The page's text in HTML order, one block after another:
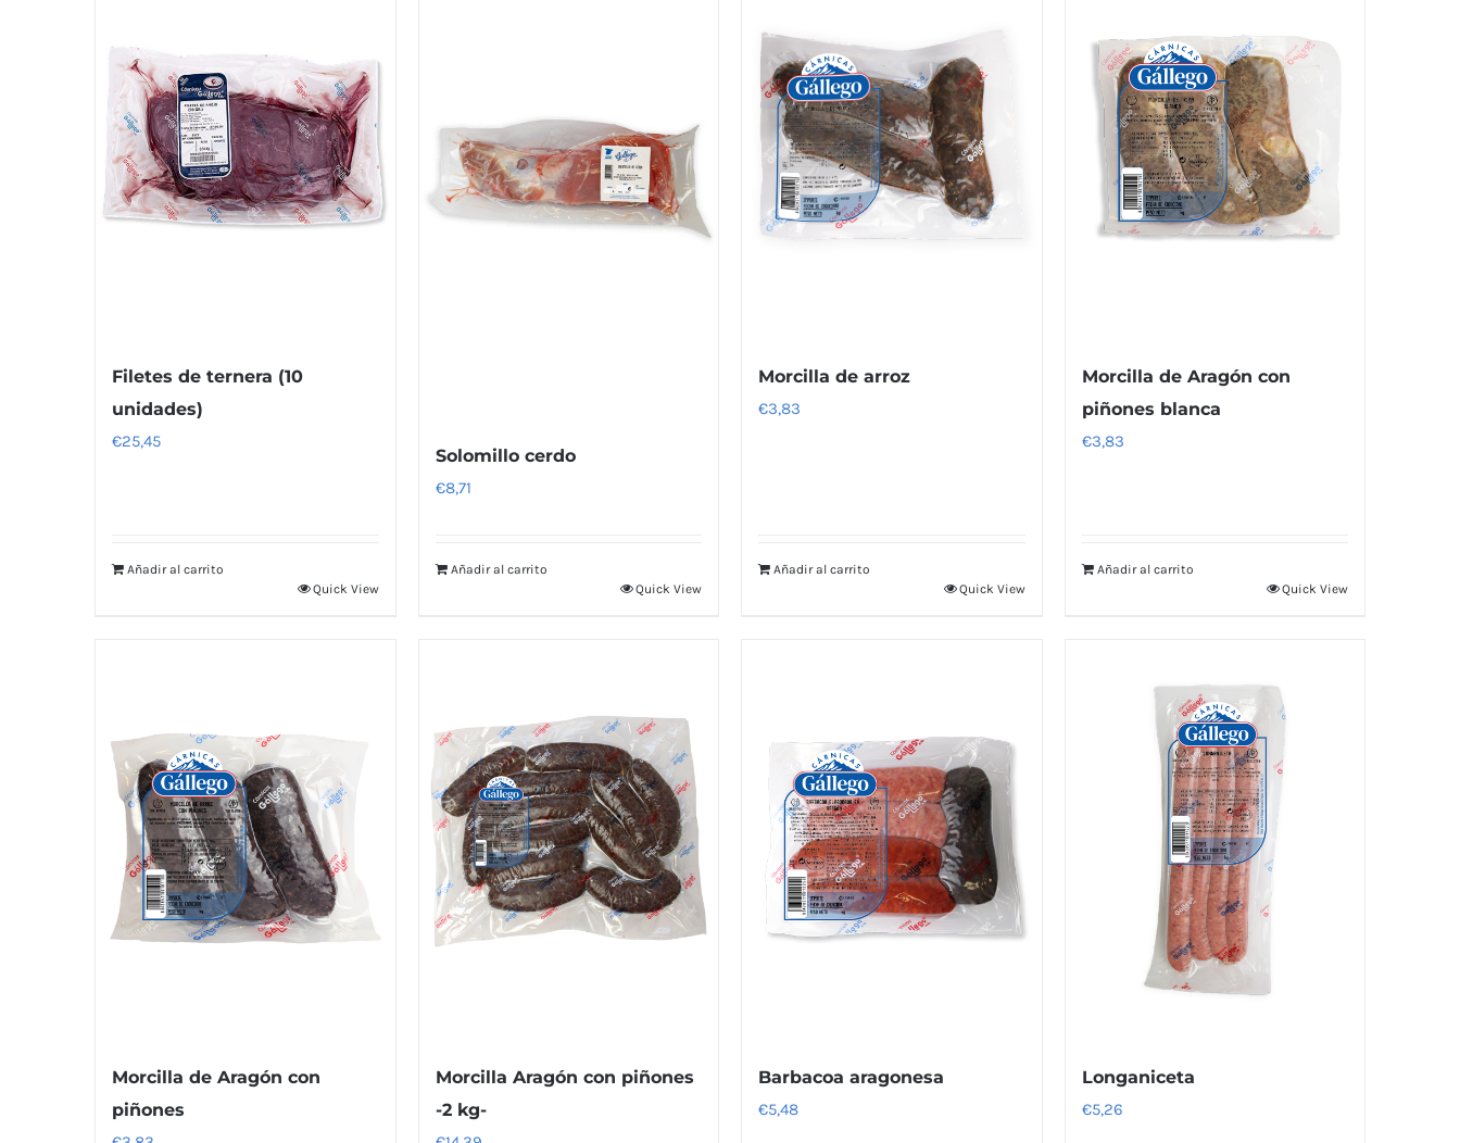
Filetes de ternera (10
unidades)
€25,45
Añadir al carrito
Quick View
Solomillo cerdo
€8,71
Añadir al carrito
Quick View
Morcilla de arroz
€3,83
Añadir al carrito
Quick View
Morcilla de Aragón con
piñones blanca
€3,83
Añadir al carrito
Quick View
Morcilla de Aragón con
piñones
Morcilla Aragón con piñones
-2 kg-
Barbacoa aragonesa
€5,48
Longaniceta
€5,26